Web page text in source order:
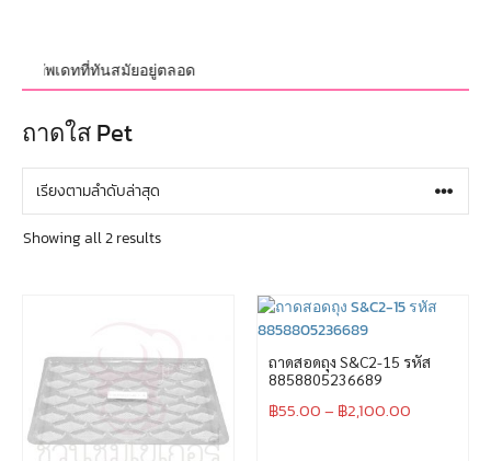
หม่อัพเดทที่ทันสมัยอยู่ตลอด
ถาดใส Pet
Showing all 2 results
ถาดสอดถุง S&C2-15 รหัส
8858805236689
฿55.00– ฿2,100.00